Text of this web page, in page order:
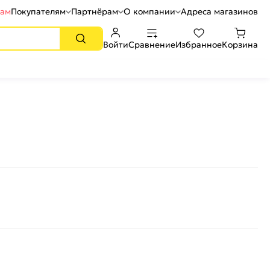
Покупателям Партнёрам О компании Адреса магазинов
ВойтиСравнениеИзбранноеКорзина